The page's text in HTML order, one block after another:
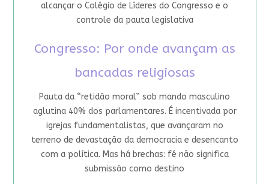
alcançar o Colégio de Líderes do Congresso e o
controle da pauta legislativa
Congresso: Por onde avançam as
bancadas religiosas
Pauta da “retidão moral” sob mando masculino
aglutina 40% dos parlamentares. É incentivada por
igrejas fundamentalistas, que avançaram no
terreno de devastação da democracia e desencanto
com a política. Mas há brechas: fé não significa
submissão como destino